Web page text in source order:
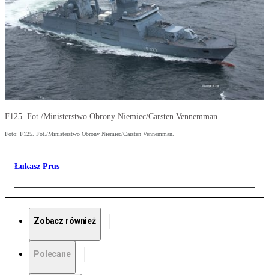
F125. Fot./Ministerstwo Obrony Niemiec/Carsten Vennemman.
Foto: F125. Fot./Ministerstwo Obrony Niemiec/Carsten Vennemman.
Łukasz Prus
Zobacz również
Polecane